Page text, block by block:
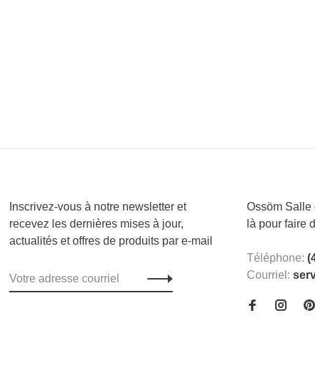
Inscrivez-vous à notre newsletter et
recevez les dernières mises à jour,
actualités et offres de produits par e-mail
Ossöm Salle
là pour faire
Téléphone:
Courriel: